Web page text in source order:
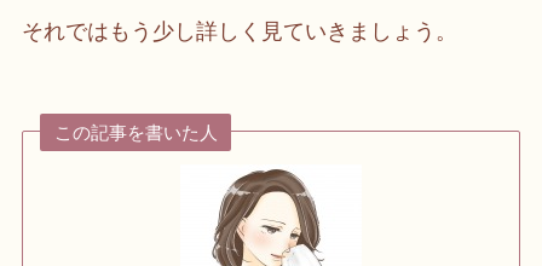
それではもう少し詳しく見ていきましょう。
この記事を書いた人